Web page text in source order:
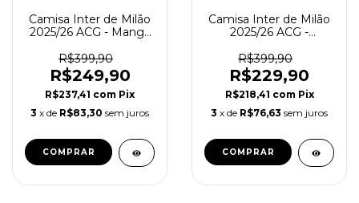
Camisa Inter de Milão
2025/26 ACG - Manga
Masculina - Azul -
Preta
R$399,90
R$249,90
R$237,41 com Pix
3 x de R$83,30 sem juros
COMPRAR
Camisa Inter de Milão
2025/26 ACG -
Azul - Preta
R$399,90
R$229,90
R$218,41 com Pix
3 x de R$76,63 sem juros
COMPRAR